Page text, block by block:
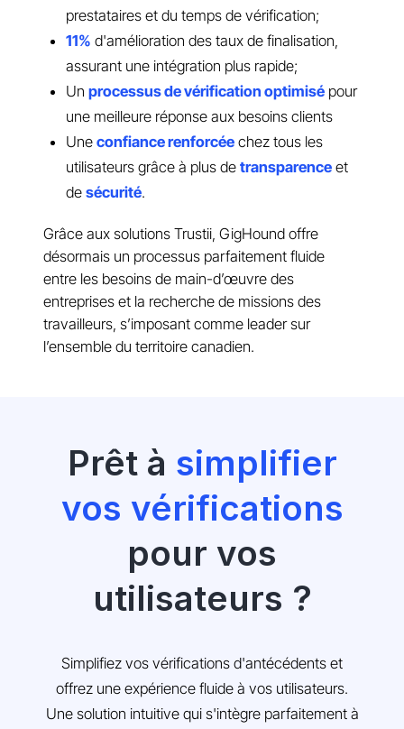
prestataires et du temps de vérification;
11% d'amélioration des taux de finalisation,
assurant une intégration plus rapide;
Un processus de vérification optimisé pour
une meilleure réponse aux besoins clients
Une confiance renforcée chez tous les
utilisateurs grâce à plus de transparence et
de sécurité.
Grâce aux solutions Trustii, GigHound offre
désormais un processus parfaitement fluide
entre les besoins de main-d’œuvre des
entreprises et la recherche de missions des
travailleurs, s’imposant comme leader sur
l’ensemble du territoire canadien.
Prêt à simplifier
vos vérifications
pour vos
utilisateurs ?
Simplifiez vos vérifications d'antécédents et
offrez une expérience fluide à vos utilisateurs.
Une solution intuitive qui s'intègre parfaitement à